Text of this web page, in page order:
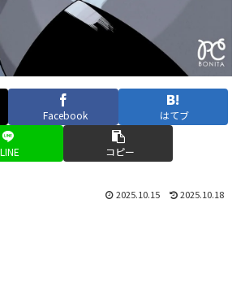
Facebook はてブ
LINE コピー
2025.10.15 2025.10.18